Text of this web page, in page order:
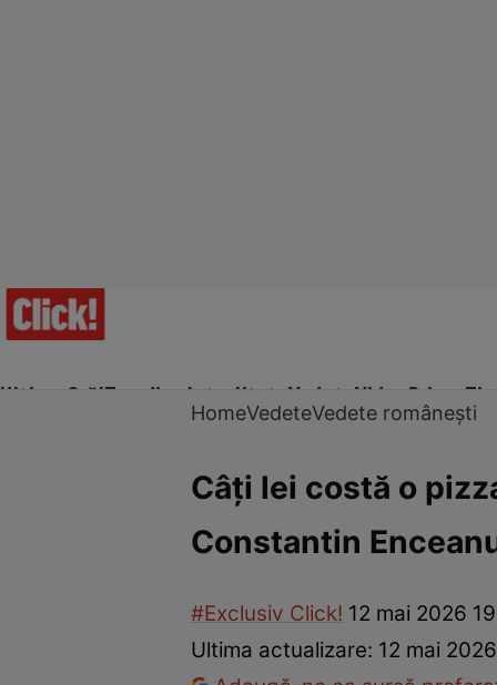
Ultima Oră!Trending Actualitate Vedete Video Prime
Vedete internaționaleVedete românești Interviurile
HomeVedeteVedete românești
Câți lei costă o
Constantin
#Exclusiv Click! 12 mai 2026
Ultima actualizare: 12 mai